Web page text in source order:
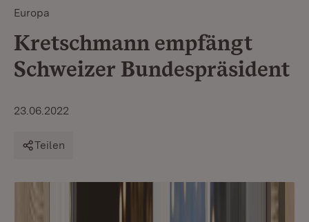
Europa
Kretschmann empfängt
Schweizer Bundespräsident
23.06.2022
Teilen